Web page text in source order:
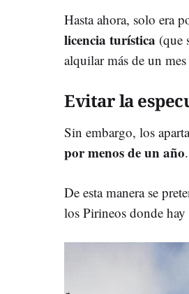
Hasta ahora, solo era
licencia turística (que
alquilar más de un
Evitar la
Sin embargo, los
por menos de un año.
De esta manera se
los Pirineos donde hay